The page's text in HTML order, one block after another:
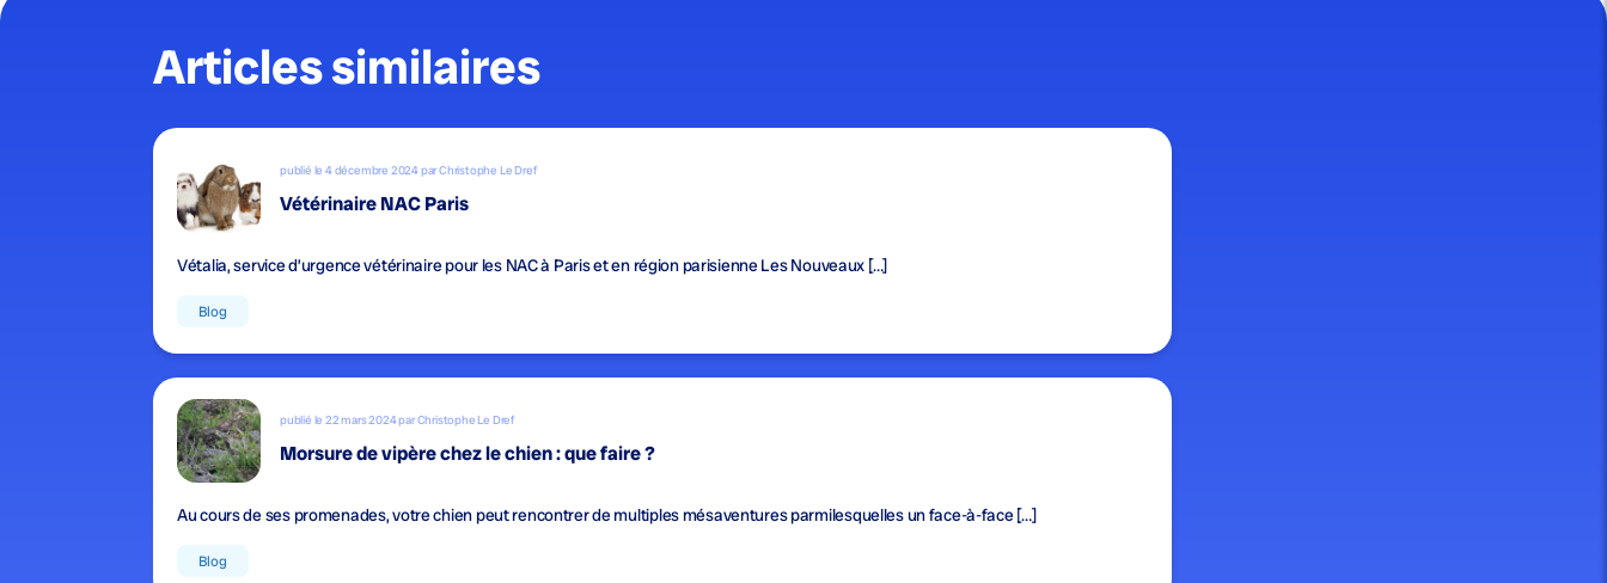
Articles similaires
publié le 4 décembre 2024 par Christophe Le Dref
Vétérinaire NAC Paris
Vétalia, service d’urgence vétérinaire pour les NAC à Paris et en région parisienne Les Nouveaux […]
Blog
publié le 22 mars 2024 par Christophe Le Dref
Morsure de vipère chez le chien : que faire ?
Au cours de ses promenades, votre chien peut rencontrer de multiples mésaventures parmilesquelles un face-à-face […]
Blog